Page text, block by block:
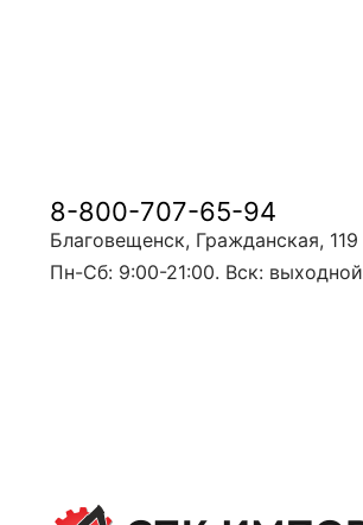
8-800-707-65-94
Благовещенск, Гражданская, 119
Пн-Сб: 9:00-21:00. Вск: выходной